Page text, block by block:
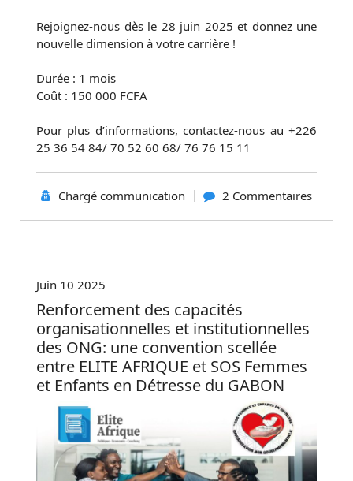
Rejoignez-nous dès le 28 juin 2025 et donnez une
nouvelle dimension à votre carrière !
Durée : 1 mois
Coût : 150 000 FCFA
Pour plus d’informations, contactez-nous au +226
25 36 54 84/ 70 52 60 68/ 76 76 15 11
Chargé communication 2 Commentaires
Juin 10 2025
Renforcement des capacités
organisationnelles et institutionnelles
des ONG: une convention scellée
entre ELITE AFRIQUE et SOS Femmes
et Enfants en Détresse du GABON